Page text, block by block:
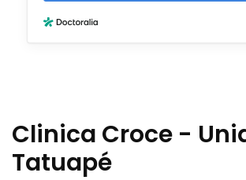
Clinica Croce -
Tatuapé